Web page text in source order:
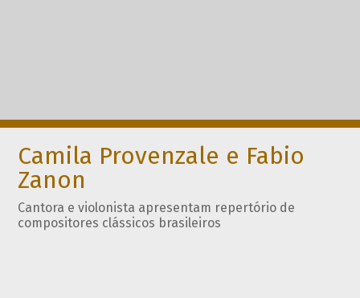
Camila Provenzale e Fabio
Zanon
Cantora e violonista apresentam repertório de
compositores clássicos brasileiros